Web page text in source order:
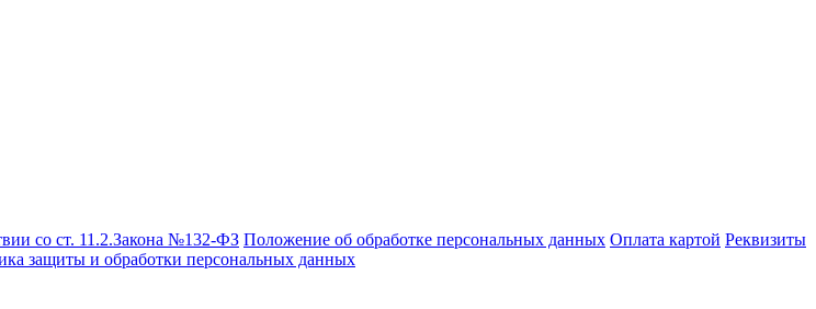
со ст. 11.2.Закона №132-ФЗ Положение об обработке персональных данных Оплата картой Реквизиты
защиты и обработки персональных данных